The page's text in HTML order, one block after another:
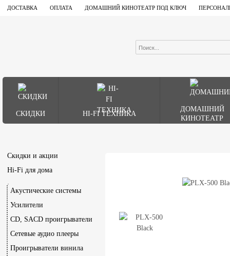
ДОСТАВКА ОПЛАТА ДОМАШНИЙ КИНОТЕАТР ПОД КЛЮЧ
СКИДКИ HI-FI ТЕХНИКА
ДОМАШНИЙ
КИНОТЕАТР
Скидки и акции
Hi-Fi для дома
Акустические системы
Усилители
CD, SACD проигрыватели
Сетевые аудио плееры
Проигрыватели винила